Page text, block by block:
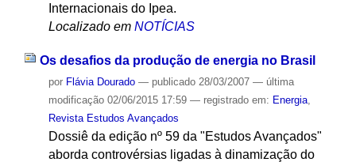
Internacionais do Ipea.
Localizado em NOTÍCIAS
Os desafios da produção de energia no Brasil
por Flávia Dourado — publicado28/03/2007 — última
modificação02/06/2015 17:59 — registrado em: Energia,
Revista Estudos Avançados
Dossiê da edição nº 59 da "Estudos Avançados"
aborda controvérsias ligadas à dinamização do